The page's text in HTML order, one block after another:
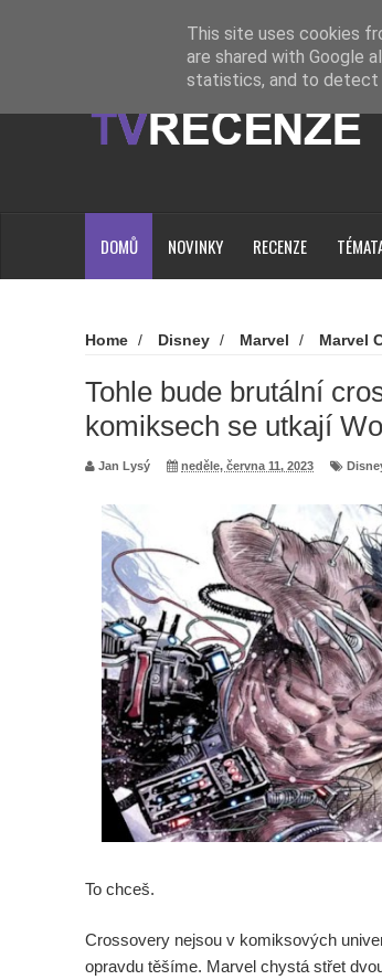
Loading...
DOMŮ NOVINKY RECENZE
Home / Disney / Marvel / Marvel
Tohle bude brutální
komiksech se utkají
Jan Lysý neděle, června 11, 2023
To chceš.
Crossovery nejsou v komiksových
opravdu těšíme. Marvel chystá střet
This site uses cookies
are shared with Google
statistics, and to detect